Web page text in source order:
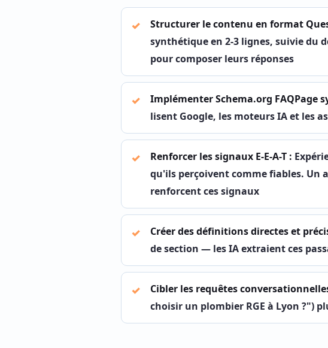
Structurer le contenu en format
synthétique en 2-3 lignes, suivie du
pour composer leurs réponses
Implémenter Schema.org FAQPage
lisent Google, les moteurs IA et les
Renforcer les signaux E-E-A-T :
qu'ils perçoivent comme fiables. Un
renforcent ces signaux
Créer des définitions directes et
de section — les IA extraient ces
Cibler les requêtes
choisir un plombier RGE à Lyon ?")